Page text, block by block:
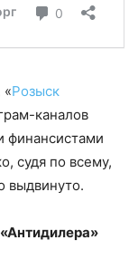
«Розыск
каналов
финансистами
судя по всему,
выдвинуто.